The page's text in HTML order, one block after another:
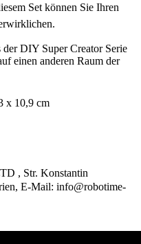
Set können Sie Ihren
DIY Super Creator Serie
einen anderen Raum der
x 10,9 cm
, Str. Konstantin
E-Mail: info@robotime-